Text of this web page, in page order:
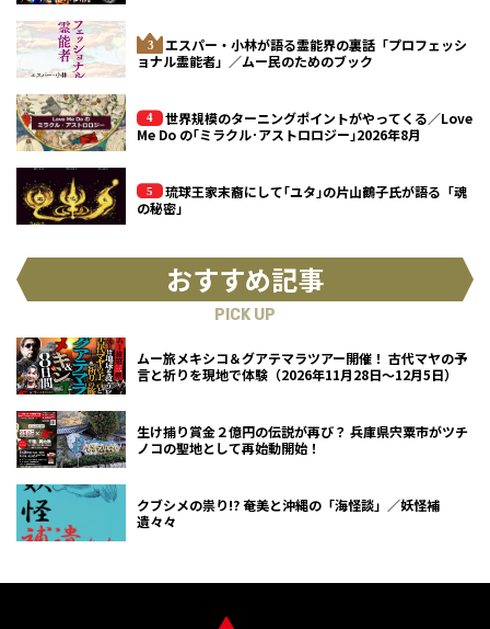
エスパー・小林が語る霊能界の裏話「プロフェッシ
ョナル霊能者」／ムー民のためのブック
世界規模のターニングポイントがやってくる／Love
Me Do の｢ミラクル･アストロロジー｣2026年8月
琉球王家末裔にして｢ユタ｣の片山鶴子氏が語る「魂
の秘密」
おすすめ記事
PICK UP
ムー旅メキシコ＆グアテマラツアー開催！ 古代マヤの予
言と祈りを現地で体験（2026年11月28日～12月5日）
生け捕り賞金２億円の伝説が再び？ 兵庫県宍粟市がツチ
ノコの聖地として再始動開始！
クブシメの祟り!? 奄美と沖縄の「海怪談」／妖怪補
遺々々